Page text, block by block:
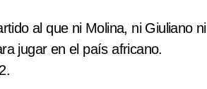
al que ni Molina, ni Giuliano ni
jugar en el país africano.